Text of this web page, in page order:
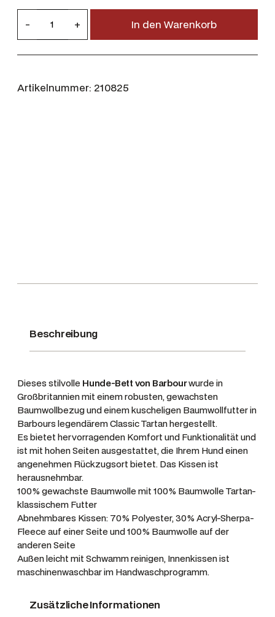
u
t
t
o
n
D
o
g
B
e
d
'
'
M
- + In den Warenkorb
Artikelnummer: 210825
Beschreibung
Dieses stilvolle Hunde-Bett von Barbourwurde in
Großbritannien mit einem robusten, gewachsten
Baumwollbezug und einem kuscheligen Baumwollfutter in
Barbours legendärem Classic Tartan hergestellt.
Es bietet hervorragenden Komfort und Funktionalität und
ist mit hohen Seiten ausgestattet, die Ihrem Hund einen
angenehmen Rückzugsort bietet. Das Kissen ist
herausnehmbar.
100% gewachste Baumwolle mit 100% Baumwolle Tartan-
klassischem Futter
Abnehmbares Kissen: 70% Polyester, 30% Acryl-Sherpa-
Fleece auf einer Seite und 100% Baumwolle auf der
anderen Seite
Außen leicht mit Schwamm reinigen, Innenkissen ist
maschinenwaschbar im Handwaschprogramm.
Zusätzliche Informationen